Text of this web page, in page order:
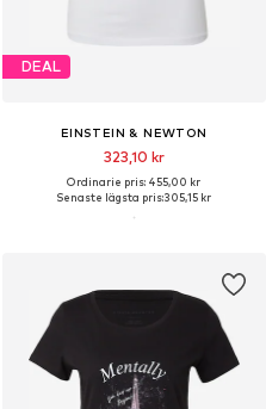
DEAL
EINSTEIN & NEWTON
323,10 kr
Ordinarie pris: 455,00 kr
Senaste lägsta pris:305,15 kr